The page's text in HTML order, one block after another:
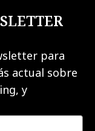
para
actual sobre
y